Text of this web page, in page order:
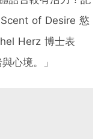
of Desire 慾
Herz 博士表
心境。」